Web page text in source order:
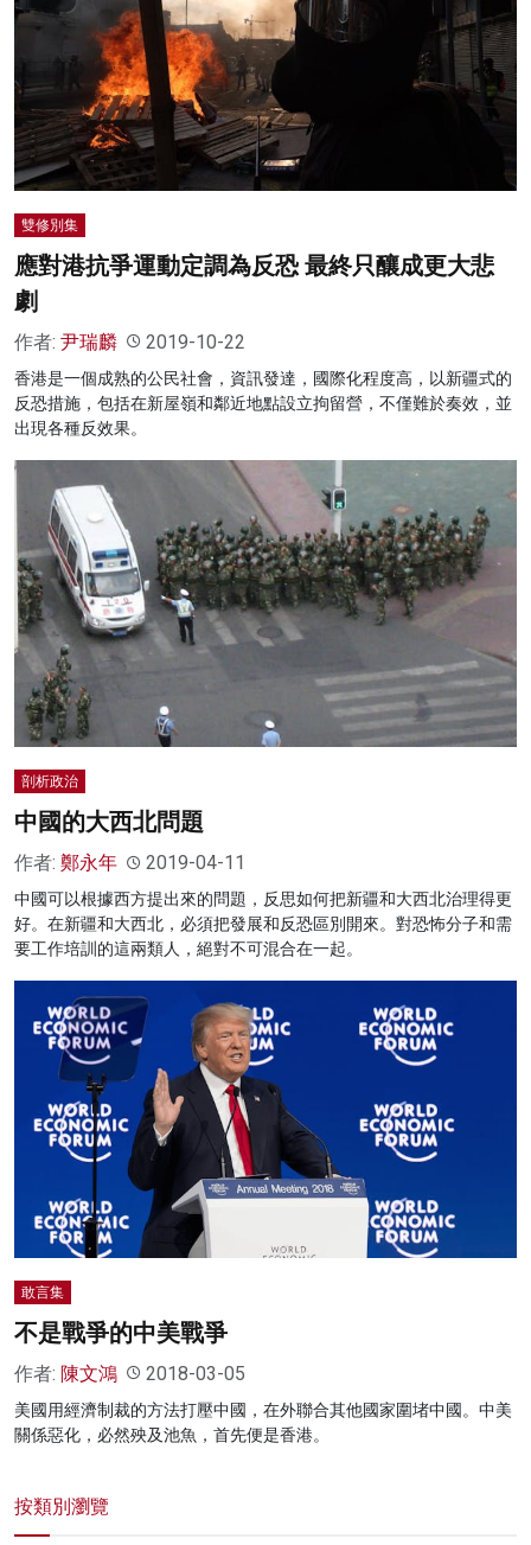
雙修別集
應對港抗爭運動定調為反恐 最終只釀成更大悲
劇
作者: 尹瑞麟 2019-10-22
香港是一個成熟的公民社會，資訊發達，國際化程度高，以新疆式的
反恐措施，包括在新屋嶺和鄰近地點設立拘留營，不僅難於奏效，並
出現各種反效果。
剖析政治
中國的大西北問題
作者: 鄭永年 2019-04-11
中國可以根據西方提出來的問題，反思如何把新疆和大西北治理得更
好。在新疆和大西北，必須把發展和反恐區別開來。對恐怖分子和需
要工作培訓的這兩類人，絕對不可混合在一起。
敢言集
不是戰爭的中美戰爭
作者: 陳文鴻 2018-03-05
美國用經濟制裁的方法打壓中國，在外聯合其他國家圍堵中國。中美
關係惡化，必然殃及池魚，首先便是香港。
按類別瀏覽